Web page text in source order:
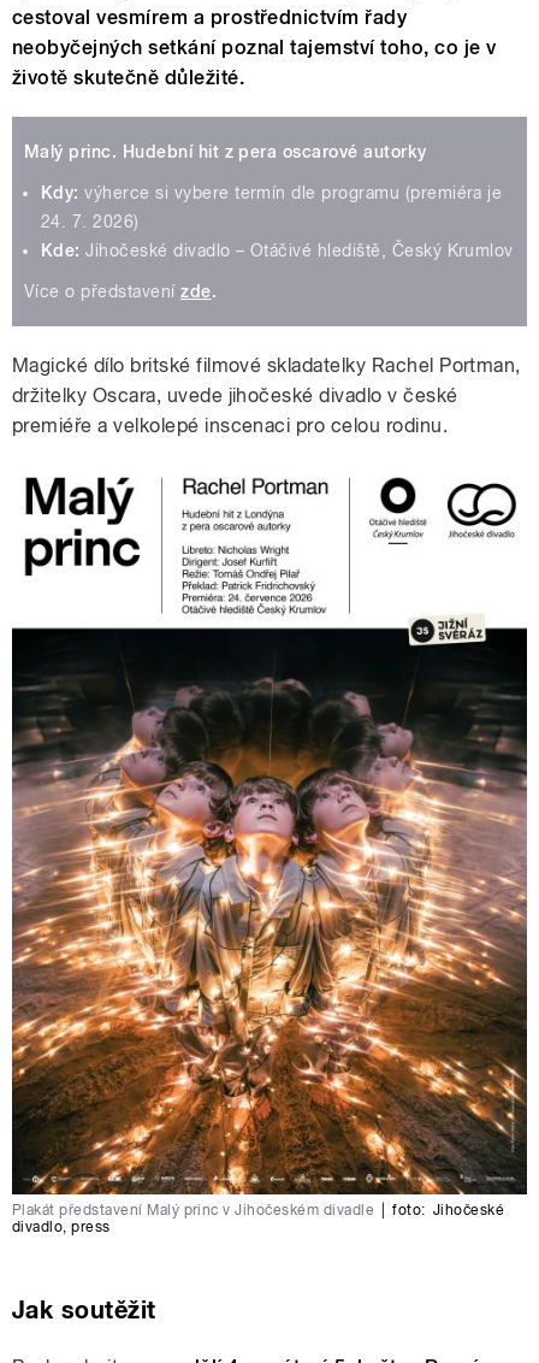
cestoval vesmírem a prostřednictvím řady
neobyčejných setkání poznal tajemství toho, co je v
životě skutečně důležité.
Malý princ. Hudební hit z pera oscarové autorky
Kdy:výherce si vybere termín dle programu (premiéra je
24. 7. 2026)
Kde: Jihočeské divadlo – Otáčivé hlediště, Český Krumlov
Více o představenízde.
Magické dílo britské filmové skladatelky Rachel Portman,
držitelky Oscara, uvede jihočeské divadlo v české
premiéře a velkolepé inscenaci pro celou rodinu.
Plakát představení Malý princ v Jihočeském divadle foto: Jihočeské
divadlo,press
Jak soutěžit